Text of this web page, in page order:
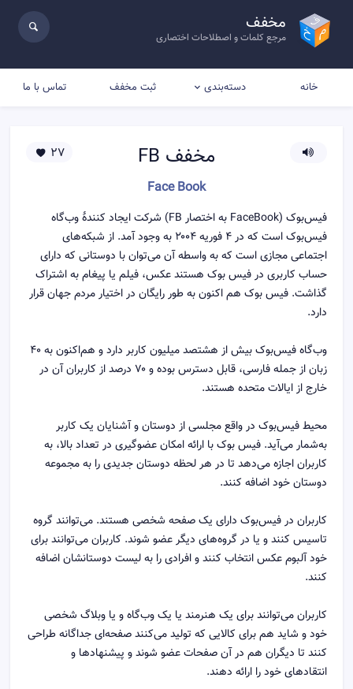
مخفف
مرجع کلمات و اصطلاحات اختصاری
خانه دسته‌بندی ثبت مخفف تماس با ما
مخفف FB
Face Book
27
فیس‌بوک (FaceBook به اختصار FB) شرکت ایجاد کنندهٔ وب‌گاه
فیس‌بوک است که در ۴ فوریه ۲۰۰۴ به وجود آمد. از شبکه‌های
اجتماعی مجازی است که به واسطه آن می‌توان با دوستانی که دارای
حساب کاربری در فیس بوک هستند عکس، فیلم یا پیغام به اشتراک
گذاشت. فیس بوک هم اکنون به طور رایگان در اختیار مردم جهان قرار
دارد.
وب‌گاه فیس‌بوک بیش از هشتصد میلیون کاربر دارد و هم‌اکنون به ۴۰
زبان از جمله فارسی، قابل دسترس بوده و ۷۰ درصد از کاربران آن در
خارج از ایالات متحده هستند.
محیط فیس‌بوک در واقع مجلسی از دوستان و آشنایان یک کاربر
به‌شمار می‌آید. فیس بوک با ارائه امکان عضوگیری در تعداد بالا، به
کاربران اجازه می‌دهد تا در هر لحظه دوستان جدیدی را به مجموعه
دوستان خود اضافه کنند.
کاربران در فیس‌بوک دارای یک صفحه شخصی هستند. می‌توانند گروه
تاسیس کنند و یا در گروه‌های دیگر عضو شوند. کاربران می‌توانند برای
خود آلبوم عکس انتخاب کنند و افرادی را به لیست دوستانشان اضافه
کنند.
کاربران می‌توانند برای یک هنرمند یا یک وب‌گاه و یا وبلاگ شخصی
خود و شاید هم برای کالایی که تولید می‌کنند صفحه‌ای جداگانه طراحی
کنند تا دیگران هم در آن صفحات عضو شوند و پیشنهادها و
انتقادهای خود را ارائه دهند.